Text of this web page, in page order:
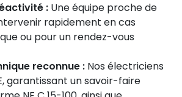
: Une équipe proche de
rapidement en cas
ou pour un rendez-vous
reconnue : Nos électriciens
garantissant un savoir-faire